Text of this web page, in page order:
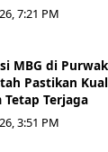
7:21 PM
MBG di
Pastikan
Tetap Terjaga
3:51 PM